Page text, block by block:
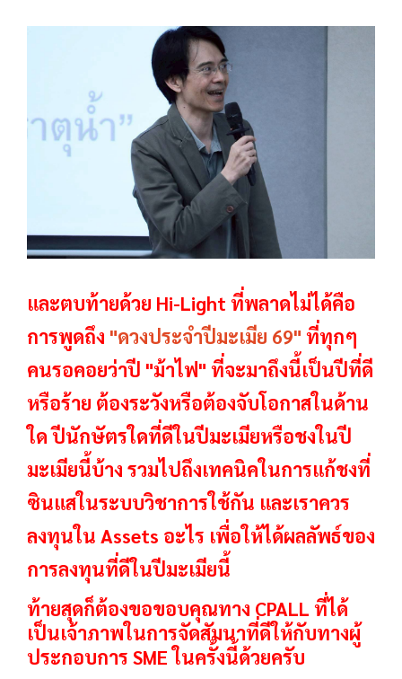
และตบท้ายด้วย Hi-Light ที่พลาดไม่ได้คือ
การพูดถึง "ดวงประจำปีมะเมีย 69" ที่ทุกๆ
คนรอคอยว่าปี "ม้าไฟ" ที่จะมาถึงนี้เป็นปีที่ดี
หรือร้าย ต้องระวังหรือต้องจับโอกาสในด้าน
ใด ปีนักษัตรใดที่ดีในปีมะเมียหรือชงในปี
มะเมียนี้บ้าง รวมไปถึงเทคนิคในการแก้ชงที่
ซินแสในระบบวิชาการใช้กัน และเราควร
ลงทุนใน Assets อะไร เพื่อให้ได้ผลลัพธ์ของ
การลงทุนที่ดีในปีมะเมียนี้
ท้ายสุดก็ต้องขอขอบคุณทาง CPALL ที่ได้
เป็นเจ้าภาพในการจัดสัมนาที่ดีให้กับทางผู้
ประกอบการ SME ในครั้งนี้ด้วยครับ